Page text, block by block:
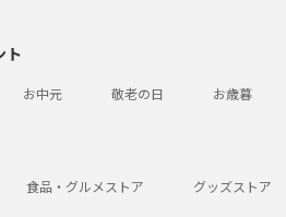
ト
お中元 敬老の日 お歳暮
食品・グルメストア グッズストア